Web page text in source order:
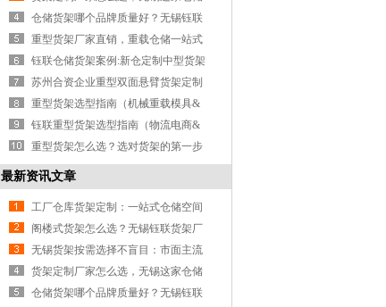
货架工厂夯爆了！
仓储货架哪个品牌质量好？无锡钰联
货架企业选购不踩坑
重型货架厂家直销，重载仓储一站式
解决：无锡钰联货架
钰联仓储货架案例:新仓定制中型货架
高效交付获客户认可
苏州合资企业重型双面悬臂货架定制
落地案例
重型货架选型指南（机械重载模具&
汽配新能源零部件篇）
钰联重型货架选型指南（物流电商&
紧凑厂房篇）
重型货架怎么选？选对货架的第一步
很重要！
最新资讯文章
工厂仓库货架定制：一站式仓储空间
选无锡钰联工业货架
阁楼式货架怎么选？无锡钰联货架厂
家教你如何避坑
无锡货架按需选择不盲目：市面主流
品牌货架优缺点大盘点
货架定制厂家怎么选，无锡这家仓储
货架工厂夯爆了！
仓储货架哪个品牌质量好？无锡钰联